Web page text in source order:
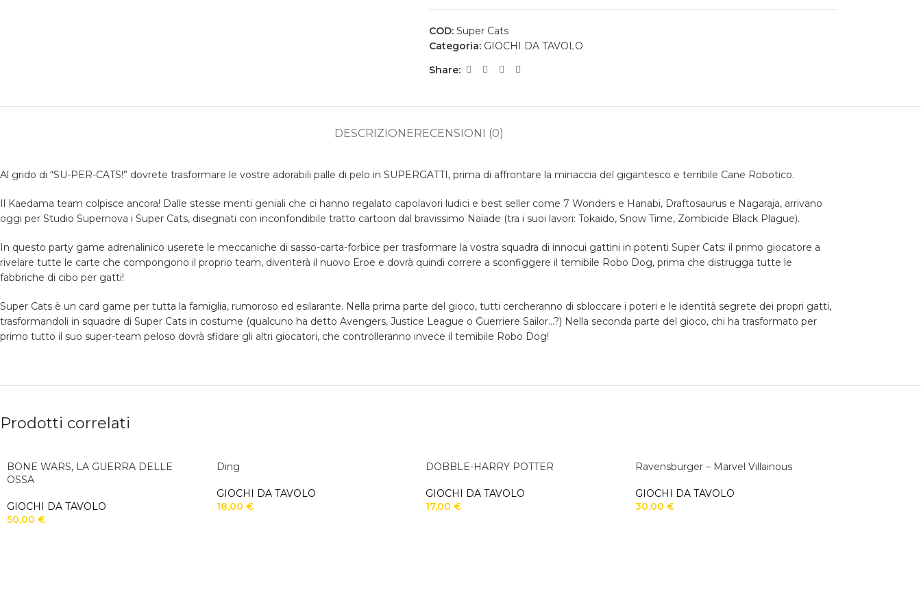
COD: Super Cats
Categoria: GIOCHI DA TAVOLO
Share:
DESCRIZIONERECENSIONI (0)
Al grido di “SU-PER-CATS!” dovrete trasformare le vostre adorabili palle di pelo in SUPERGATTI, prima di affrontare la minaccia del gigantesco e terribile Cane Robotico.
Il Kaedama team colpisce ancora! Dalle stesse menti geniali che ci hanno regalato capolavori ludici e best seller come 7 Wonders e Hanabi, Draftosaurus e Nagaraja, arrivano
oggi per Studio Supernova i Super Cats, disegnati con inconfondibile tratto cartoon dal bravissimo Naïade (tra i suoi lavori: Tokaido, Snow Time, Zombicide Black Plague).
In questo party game adrenalinico userete le meccaniche di sasso-carta-forbice per trasformare la vostra squadra di innocui gattini in potenti Super Cats: il primo giocatore a
rivelare tutte le carte che compongono il proprio team, diventerà il nuovo Eroe e dovrà quindi correre a sconfiggere il temibile Robo Dog, prima che distrugga tutte le
fabbriche di cibo per gatti!
Super Cats è un card game per tutta la famiglia, rumoroso ed esilarante. Nella prima parte del gioco, tutti cercheranno di sbloccare i poteri e le identità segrete dei propri gatti,
trasformandoli in squadre di Super Cats in costume (qualcuno ha detto Avengers, Justice League o Guerriere Sailor…?) Nella seconda parte del gioco, chi ha trasformato per
primo tutto il suo super-team peloso dovrà sfidare gli altri giocatori, che controlleranno invece il temibile Robo Dog!
Prodotti correlati
BONE WARS, LA GUERRA DELLE
OSSA
GIOCHI DA TAVOLO
50,00 €
Ding
GIOCHI DA TAVOLO
18,00 €
DOBBLE-HARRY POTTER
GIOCHI DA TAVOLO
17,00 €
Ravensburger – Marvel Villainous
GIOCHI DA TAVOLO
30,00 €